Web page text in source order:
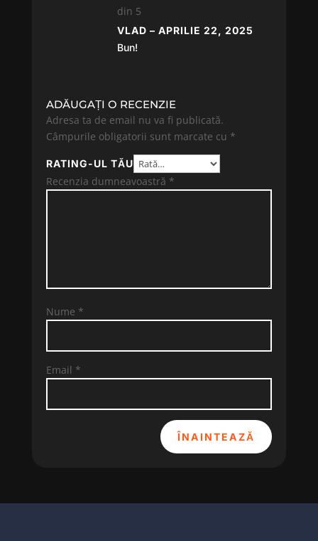
din 5
VLAD – APRILIE 22, 2025
Bun!
ADĂUGAȚI O RECENZIE
Adresa ta de email nu va fi publicată.
Câmpurile obligatorii sunt marcate cu *
RATING-UL TĂU
Recenzia dumneavoastră *
Nume *
Email *
ÎNAINTEAZĂ